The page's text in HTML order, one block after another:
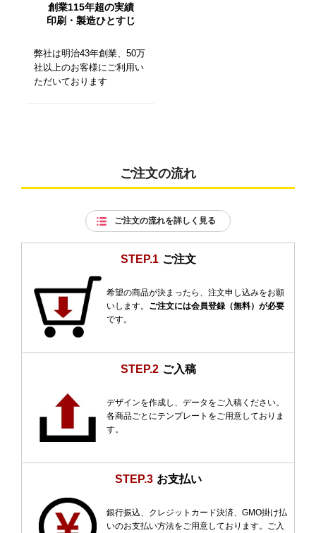
創業115年超の実績
印刷・製造ひとすじ
弊社は明治43年創業、50万
社以上のお客様にご利用い
ただいております
ご注文の流れ
ご注文の流れを詳しく見る
STEP.1 ご注文
希望の商品が決まったら、注文申し込みをお願
いします。 ご注文には会員登録（無料）が必要
です。
STEP.2 ご入稿
デザインを作成し、データをご入稿ください。
各商品ごとにテンプレートをご用意しておりま
す。
STEP.3 お支払い
銀行振込、クレジットカード決済、GMO掛け払
いのお支払い方法をご用意しております。ご入